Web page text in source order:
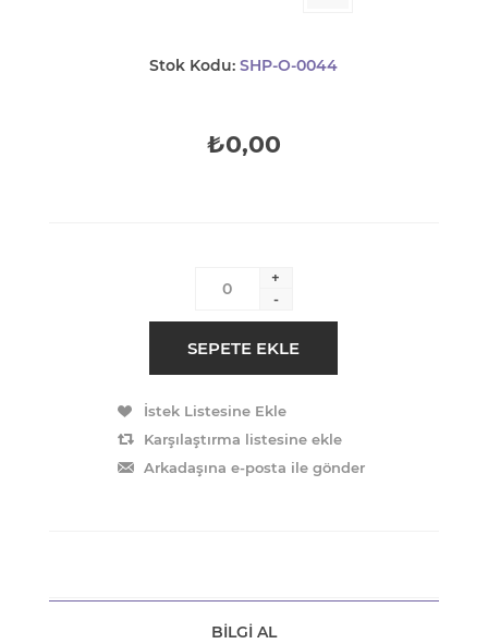
Stok Kodu: SHP-O-0044
₺0,00
+
-
BILGI AL